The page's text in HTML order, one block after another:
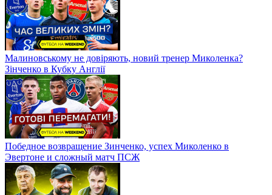
Малиновському не довіряють, новий тренер Миколенка?
Зінченко в Кубку Англії
Победное возвращение Зинченко, успех Миколенко в
Эвертоне и сложный матч ПСЖ